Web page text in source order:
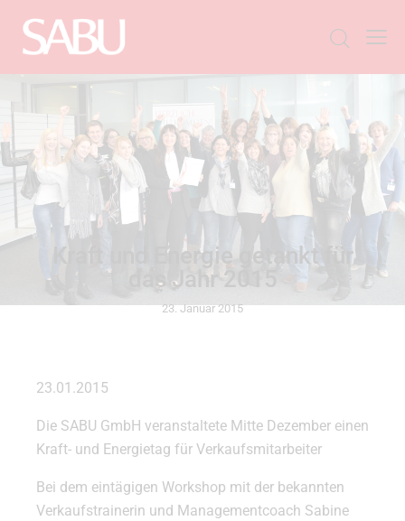
ALLGEMEIN
Kraft und Energie getankt für
das Jahr 2015
23. Januar 2015
23.01.2015
Die SABU GmbH veranstaltete Mitte Dezember einen
Kraft- und Energietag für Verkaufsmitarbeiter
Bei dem eintägigen Workshop mit der bekannten
Verkaufstrainerin und Managementcoach Sabine